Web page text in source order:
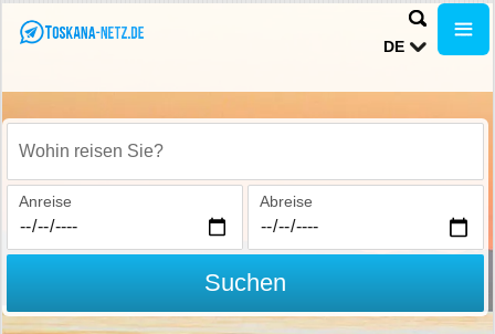
DE
Wohin reisen Sie?
Anreise Abreise
Suchen